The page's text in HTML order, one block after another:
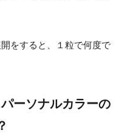
をすると、１粒で何度で
ーソナルカラーの